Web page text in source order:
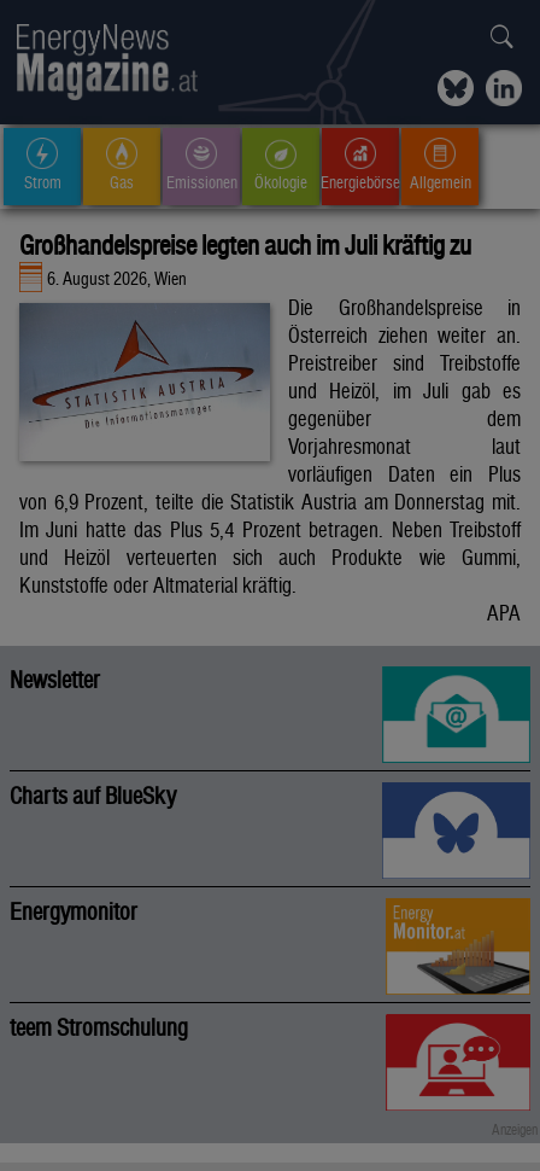
Strom Gas Emissionen Ökologie Energiebörse Allgemein
Großhandelspreise legten auch im Juli kräftig zu
6. August 2026, Wien
Die Großhandelspreise in
Österreich ziehen weiter an.
Preistreiber sind Treibstoffe
und Heizöl, im Juli gab es
gegenüber dem
Vorjahresmonat laut
vorläufigen Daten ein Plus
von 6,9 Prozent, teilte die Statistik Austria am Donnerstag mit.
Im Juni hatte das Plus 5,4 Prozent betragen. Neben Treibstoff
und Heizöl verteuerten sich auch Produkte wie Gummi,
Kunststoffe oder Altmaterial kräftig.
APA
Newsletter
Charts auf BlueSky
Energymonitor
teem Stromschulung